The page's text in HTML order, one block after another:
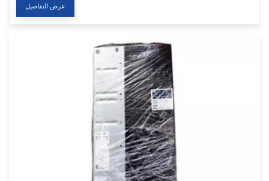
عرض التفاصيل